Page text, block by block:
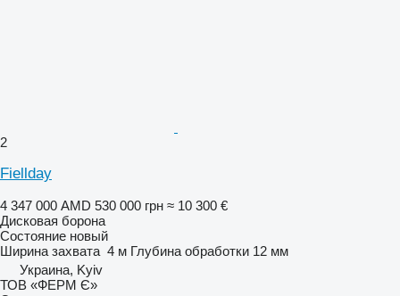
2
Fiellday
4 347 000 AMD 530 000 грн ≈ 10 300 €
Дисковая борона
Состояние новый
Ширина захвата 4 м Глубина обработки 12 мм
Украина, Kyiv
ТОВ «ФЕРМ Є»